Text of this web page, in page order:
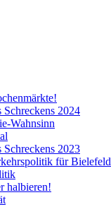
Schreckens 2024
Wahnsinn
Schreckens 2023
für Bielefeld​​
halbieren!